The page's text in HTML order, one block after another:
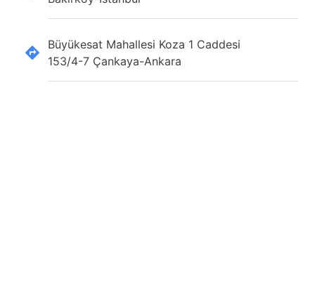
Büyükesat Mahallesi Koza 1 Caddesi
153/4-7 Çankaya-Ankara